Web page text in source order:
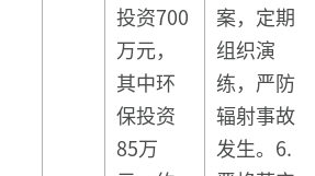
投资700
万元，
其中环
保投资
85万
案，定期
组织演
练，严防
辐射事故
发生。6.